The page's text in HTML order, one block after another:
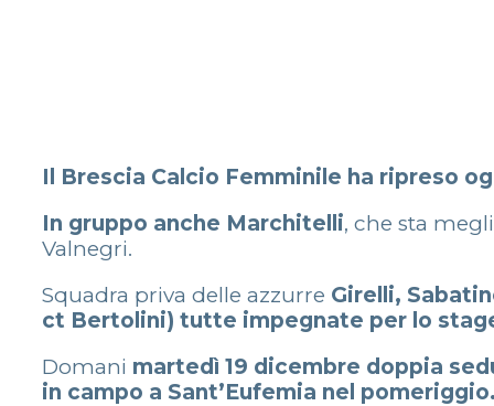
Il Brescia Calcio Femminile ha ripreso
In gruppo anche Marchitelli, che sta
Valnegri.
Squadra priva delle azzurre Girelli,
ct Bertolini) tutte impegnate per lo
Domani martedì 19 dicembre doppia
in campo a Sant’Eufemia nel